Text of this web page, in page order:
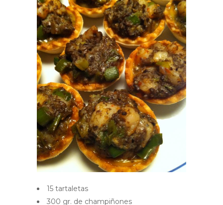
15 tartaletas
300 gr. de champiñones